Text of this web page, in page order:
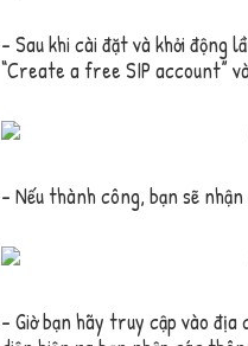
– Sau khi cài đặt và khởi động
“Create a free SIP account”
– Nếu thành công, bạn sẽ
– Giờ bạn hãy truy cập vào địa